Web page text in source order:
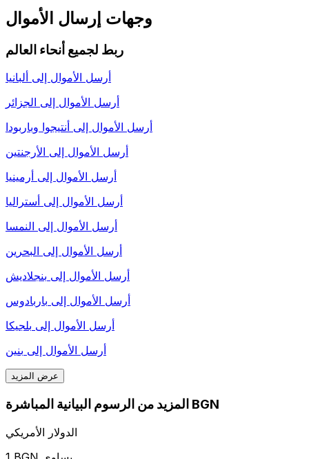
وجهات إرسال الأموال
ربط لجميع أنحاء العالم
أرسل الأموال إلى ألبانيا
أرسل الأموال إلى الجزائر
أرسل الأموال إلى أنتيجوا وباربودا
أرسل الأموال إلى الأرجنتين
أرسل الأموال إلى أرمينيا
أرسل الأموال إلى أستراليا
أرسل الأموال إلى النمسا
أرسل الأموال إلى البحرين
أرسل الأموال إلى بنجلاديش
أرسل الأموال إلى باربادوس
أرسل الأموال إلى بلجيكا
أرسل الأموال إلى بنين
عرض المزيد
المزيد من الرسوم البيانية المباشرة BGN
الدولار الأمريكي